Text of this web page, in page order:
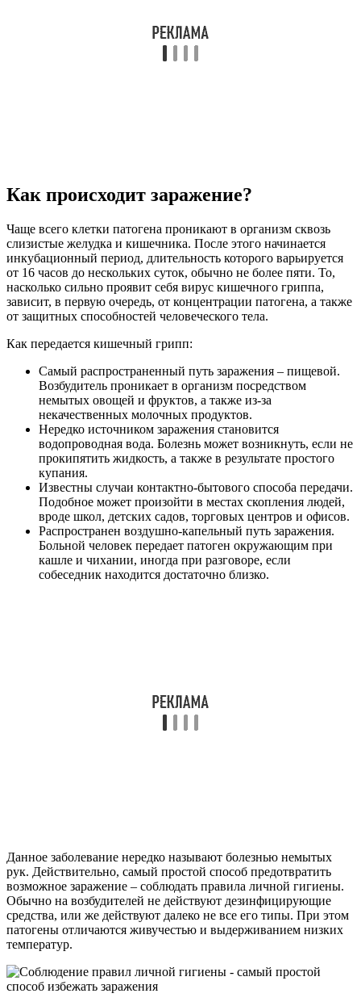
Как происходит заражение?
Чаще всего клетки патогена проникают в организм сквозь
слизистые желудка и кишечника. После этого начинается
инкубационный период, длительность которого варьируется
от 16 часов до нескольких суток, обычно не более пяти. То,
насколько сильно проявит себя вирус кишечного гриппа,
зависит, в первую очередь, от концентрации патогена, а также
от защитных способностей человеческого тела.
Как передается кишечный грипп:
Самый распространенный путь заражения – пищевой.
Возбудитель проникает в организм посредством
немытых овощей и фруктов, а также из-за
некачественных молочных продуктов.
Нередко источником заражения становится
водопроводная вода. Болезнь может возникнуть, если не
прокипятить жидкость, а также в результате простого
купания.
Известны случаи контактно-бытового способа передачи.
Подобное может произойти в местах скопления людей,
вроде школ, детских садов, торговых центров и офисов.
Распространен воздушно-капельный путь заражения.
Больной человек передает патоген окружающим при
кашле и чихании, иногда при разговоре, если
собеседник находится достаточно близко.
Данное заболевание нередко называют болезнью немытых
рук. Действительно, самый простой способ предотвратить
возможное заражение – соблюдать правила личной гигиены.
Обычно на возбудителей не действуют дезинфицирующие
средства, или же действуют далеко не все его типы. При этом
патогены отличаются живучестью и выдерживанием низких
температур.